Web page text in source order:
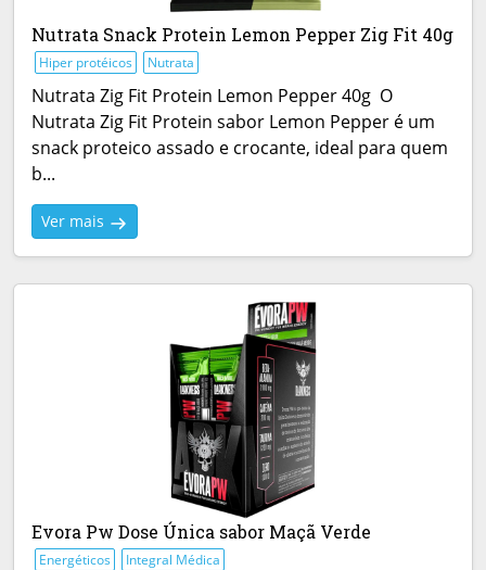
Nutrata Snack Protein Lemon Pepper Zig Fit 40g
Hiper protéicos Nutrata
Nutrata Zig Fit Protein Lemon Pepper 40g O
Nutrata Zig Fit Protein sabor Lemon Pepper é um
snack proteico assado e crocante, ideal para quem
b...
Ver mais
Evora Pw Dose Única sabor Maçã Verde
Energéticos Integral Médica